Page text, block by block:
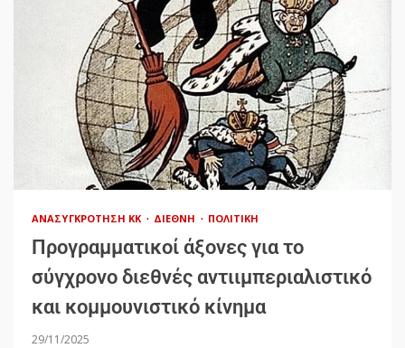
ΑΝΑΣΥΓΚΡΌΤΗΣΗ ΚΚ ΔΙΕΘΝΉ ΠΟΛΙΤΙΚΉ
Προγραμματικοί άξονες για το
σύγχρονο διεθνές αντιιμπεριαλιστικό
και κομμουνιστικό κίνημα
29/11/2025